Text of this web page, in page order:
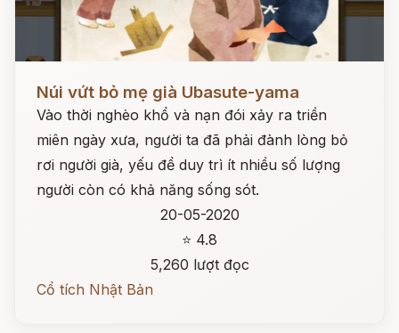
Núi vứt bỏ mẹ già Ubasute-yama
Vào thời nghèo khổ và nạn đói xảy ra triền
miên ngày xưa, người ta đã phải đành lòng bỏ
rơi người già, yếu để duy trì ít nhiều số lượng
người còn có khả năng sống sót.
20-05-2020
⭐ 4.8
5,260 lượt đọc
Cổ tích Nhật Bản